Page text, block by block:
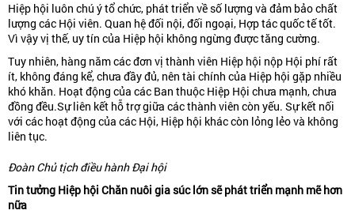
Hiệp hội luôn chú ý tổ chức, phát triển về số lượng và đảm bảo chất
lượng các Hội viên. Quan hệ đối nội, đối ngoại, Hợp tác quốc tế tốt.
Vì vậy vị thế, uy tín của Hiệp hội không ngừng được tăng cường.
Tuy nhiên, hàng năm các đơn vị thành viên Hiệp hội nộp Hội phí rất
ít, không đáng kể, chưa đầy đủ, nên tài chính của Hiệp hội gặp nhiều
khó khăn. Hoạt động của các Ban thuộc Hiệp Hội chưa mạnh, chưa
đồng đều.Sự liên kết hỗ trợ giữa các thành viên còn yếu. Sự kết nối
với các hoạt động của các Hội, Hiệp hội khác còn lỏng lẻo và không
liên tục.
Đoàn Chủ tịch điều hành Đại hội
Tin tưởng Hiệp hội Chăn nuôi gia súc lớn sẽ phát triển mạnh mẽ hơn
nữa